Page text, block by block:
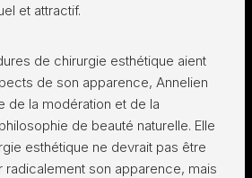
et attractif.
de chirurgie esthétique aient
de son apparence, Annelien
de la modération et de la
de beauté naturelle. Elle
esthétique ne devrait pas être
radicalement son apparence, mais